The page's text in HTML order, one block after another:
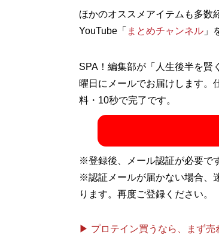
株式会社RePLAY代表取締役。
る多彩な事業を運営。ユーチュ
記事一覧へ
ほかのオススメアイテムも多数
YouTube「 まとめチャンネル」
SPA！編集部が「人生後半を賢
曜日にメールでお届けします
料・10秒で完了です。
※登録後、メール認証が必要で
※認証メールが届かない場合、
ります。再度ご登録ください。
▶ プロテイン買うなら、まず売